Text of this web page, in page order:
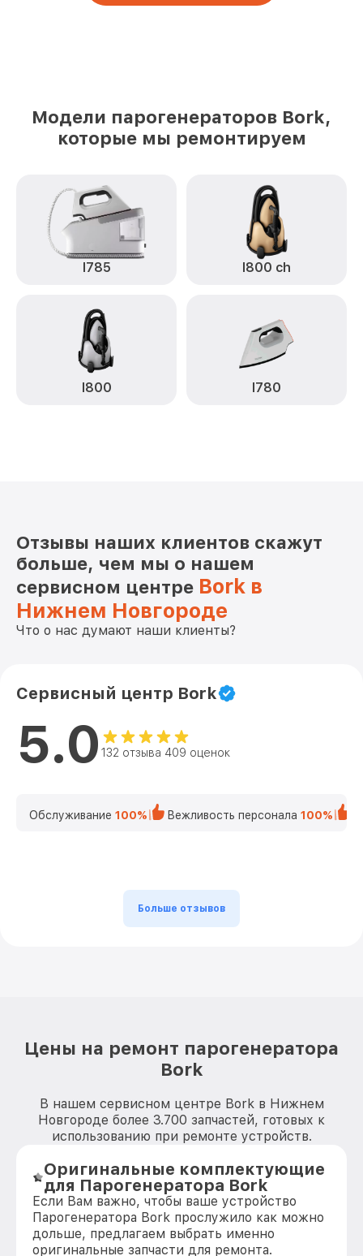
Модели парогенераторов Bork,
которые мы ремонтируем
I785 I800 ch
I800 I780
Отзывы наших клиентов скажут
больше, чем мы о нашем
сервисном центре Bork в
Нижнем Новгороде
Что о нас думают наши клиенты?
Сервисный центр Bork
5.0 132 отзыва 409 оценок
Обслуживание 100% Вежливость персонала 100%
Больше отзывов
Цены на ремонт парогенератора
Bork
В нашем сервисном центре Bork в Нижнем
Новгороде более 3.700 запчастей, готовых к
использованию при ремонте устройств.
Оригинальные комплектующие
для Парогенератора Bork
Если Вам важно, чтобы ваше устройство
Парогенератора Bork прослужило как можно
дольше, предлагаем выбрать именно
оригинальные запчасти для ремонта.